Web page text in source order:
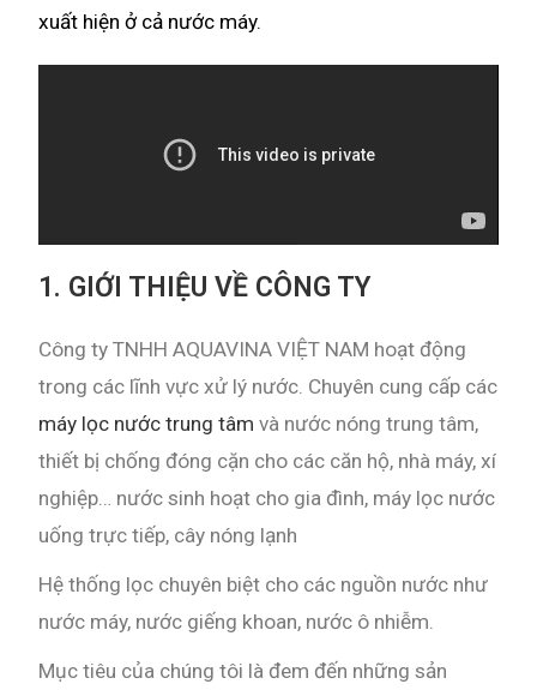
xuất hiện ở cả nước máy.
1. GIỚI THIỆU VỀ CÔNG TY
Công ty TNHH AQUAVINA VIỆT NAM hoạt động
trong các lĩnh vực xử lý nước. Chuyên cung cấp các
máy lọc nước trung tâm và nước nóng trung tâm,
thiết bị chống đóng cặn cho các căn hộ, nhà máy, xí
nghiệp… nước sinh hoạt cho gia đình, máy lọc nước
uống trực tiếp, cây nóng lạnh
Hệ thống lọc chuyên biệt cho các nguồn nước như
nước máy, nước giếng khoan, nước ô nhiễm.
Mục tiêu của chúng tôi là đem đến những sản